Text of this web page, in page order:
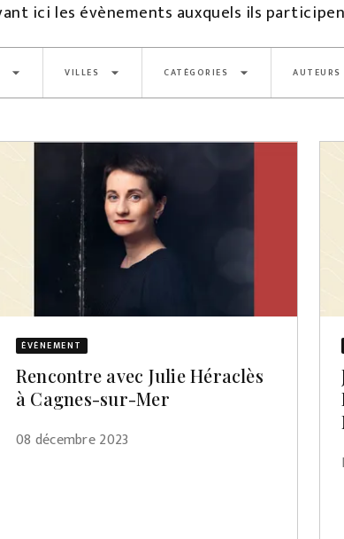
ici les évènements auxquels ils
arrow_drop_down VILLES arrow_drop_down CATÉGORIES arrow_drop_down AUTEURS
ÉVÈNEMENT
Rencontre avec Julie Héraclès
à Cagnes-sur-Mer
08 décembre 2023